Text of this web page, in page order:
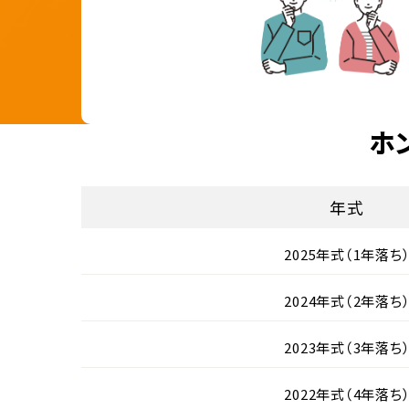
ホ
年式
2025年式（1年落ち
2024年式（2年落ち
2023年式（3年落ち
2022年式（4年落ち